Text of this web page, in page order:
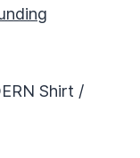
Shirt /